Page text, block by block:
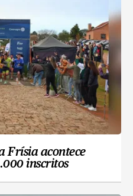
Frísia acontece
inscritos